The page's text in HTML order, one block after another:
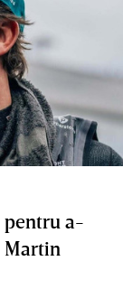
pentru a-
Martin